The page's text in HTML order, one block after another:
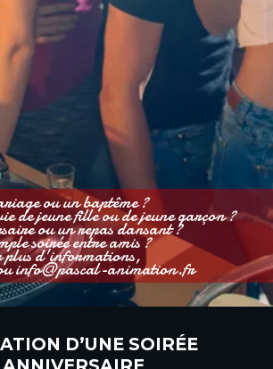
ou un baptême ?
de jeune fille ou de jeune garçon ?
ou un repas dansant ?
soirée entre amis ?
plus d'informations,
info@pascal-animation.fr
D’UNE SOIRÉE